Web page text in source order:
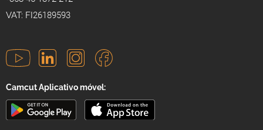
VAT: FI26189593
Camcut Aplicativo móvel: